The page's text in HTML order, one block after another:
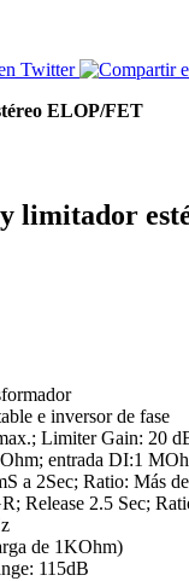
ELOP/FET
limitador
e inversor de fase
Limiter Gain: 20
Ohm; entrada DI:1
a 2Sec; Ratio: Más
Release 2.5 Sec;
de 1KOhm)
115dB